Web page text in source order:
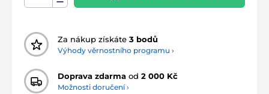
Za nákup získáte 3 bodů
Výhody věrnostního programu ›
Doprava zdarma od 2 000 Kč
Možnosti doručení ›